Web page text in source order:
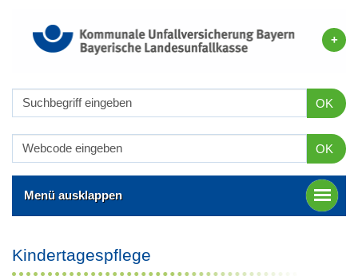
OK
OK
Menü ausklappen
Kindertagespflege